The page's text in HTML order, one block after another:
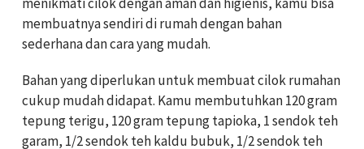
membuatnya sendiri di rumah dengan bahan
sederhana dan cara yang mudah.
Bahan yang diperlukan untuk membuat cilok rumahan
cukup mudah didapat. Kamu membutuhkan 120 gram
tepung terigu, 120 gram tepung tapioka, 1 sendok teh
garam, 1/2 sendok teh kaldu bubuk, 1/2 sendok teh